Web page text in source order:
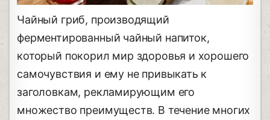
Чайный гриб, производящий
ферментированный чайный напиток,
который покорил мир здоровья и хорошего
самочувствия и ему не привыкать к
заголовкам, рекламирующим его
множество преимуществ. В течение многих